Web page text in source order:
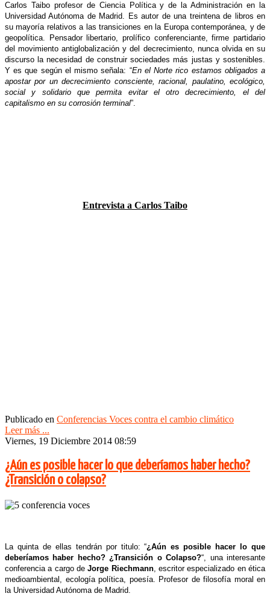
Carlos Taibo profesor de Ciencia Política y de la Administración en la
Universidad Autónoma de Madrid. Es autor de una treintena de libros en
su mayoría relativos a las transiciones en la Europa contemporánea, y de
geopolítica. Pensador libertario, prolífico conferenciante, firme partidario
del movimiento antiglobalización y del decrecimiento, nunca olvida en su
discurso la necesidad de construir sociedades más justas y sostenibles.
Y es que según el mismo señala: “En el Norte rico estamos obligados a
apostar por un decrecimiento consciente, racional, paulatino, ecológico,
social y solidario que permita evitar el otro decrecimiento, el del
capitalismo en su corrosión terminal”.
Entrevista a Carlos Taibo
Publicado en Conferencias Voces contra el cambio climático
Leer más ...
Viernes, 19 Diciembre 2014 08:59
¿Aún es posible hacer lo que deberíamos haber hecho?
¿Transición o colapso?
La quinta de ellas tendrán por titulo: “¿Aún es posible hacer lo que
deberíamos haber hecho? ¿Transición o Colapso?“, una interesante
conferencia a cargo deJorge Riechmann, escritor especializado en ética
medioambiental, ecología política, poesía. Profesor de filosofía moral en
la Universidad Autónoma de Madrid.